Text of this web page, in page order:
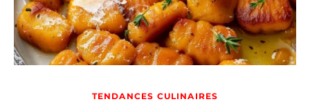
TENDANCES CULINAIRES